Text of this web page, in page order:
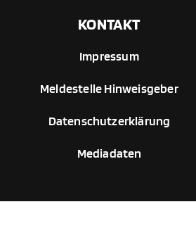
KONTAKT
Impressum
Meldestelle Hinweisgeber
Datenschutzerklärung
Mediadaten